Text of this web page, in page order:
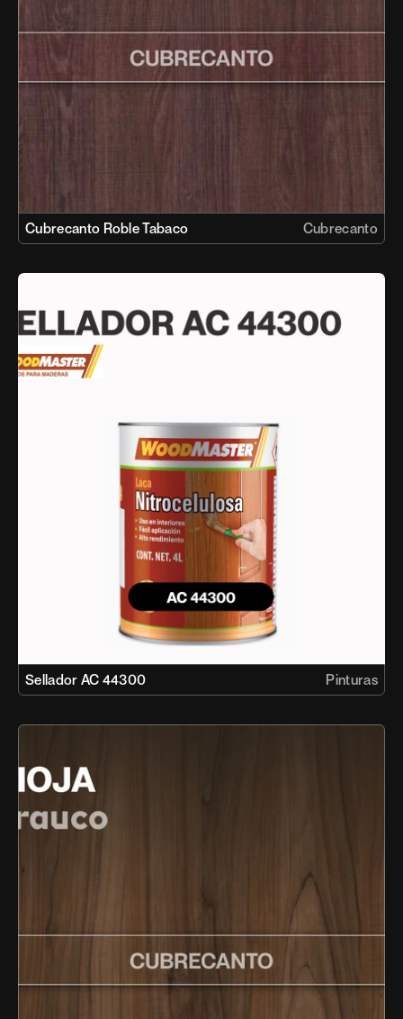
Cubrecanto Roble Tabaco Cubrecanto
Sellador AC 44300 Pinturas